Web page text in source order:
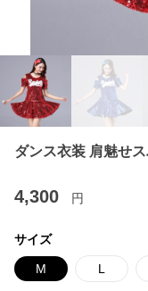
ダンス衣装 肩魅せ
4,300 円
サイズ
M L